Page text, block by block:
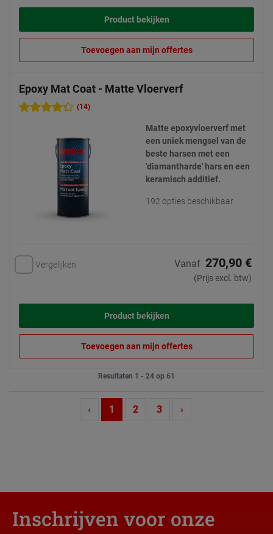
Product bekijken
Toevoegen aan mijn offertes
Epoxy Mat Coat - Matte Vloerverf
(14)
Matte epoxyvloerverf met
een uniek mengsel van de
beste harsen met een
'diamantharde' hars en een
keramisch additief.
192 opties beschikbaar
Vergelijken Vanaf 270,90 €
(Prijs excl. btw)
Product bekijken
Toevoegen aan mijn offertes
Resultaten 1 - 24 op 61
‹ 1 2 3 ›
Inschrijven voor onze